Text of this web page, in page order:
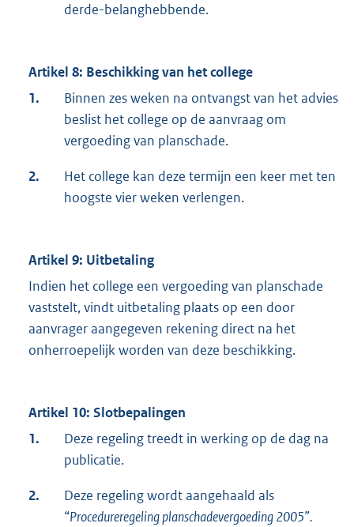
derde-belanghebbende.
Artikel 8: Beschikking van het college
1.
Binnen zes weken na ontvangst van het advies
beslist het college op de aanvraag om
vergoeding van planschade.
2.
Het college kan deze termijn een keer met ten
hoogste vier weken verlengen.
Artikel 9: Uitbetaling
Indien het college een vergoeding van planschade
vaststelt, vindt uitbetaling plaats op een door
aanvrager aangegeven rekening direct na het
onherroepelijk worden van deze beschikking.
Artikel 10: Slotbepalingen
1.
Deze regeling treedt in werking op de dag na
publicatie.
2.
Deze regeling wordt aangehaald als
“Procedureregeling planschadevergoeding 2005”.